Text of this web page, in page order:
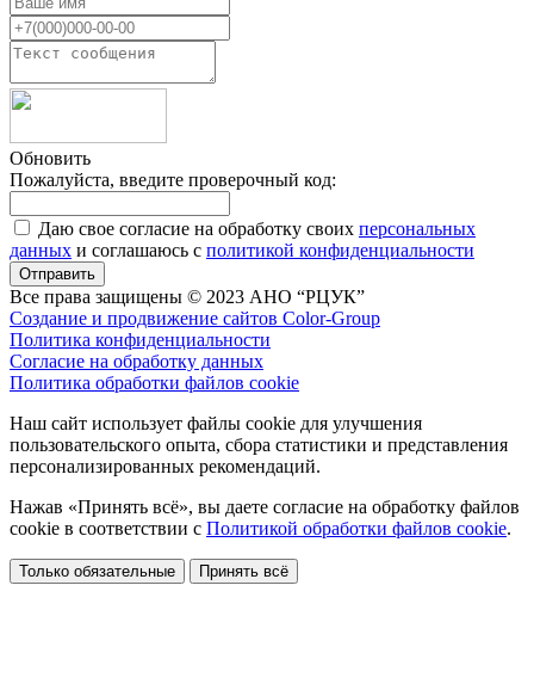
Обновить
Пожалуйста, введите проверочный код:
Даю свое согласие на обработку своих персональных
данных и соглашаюсь с политикой конфиденциальности
Отправить
Все права защищены © 2023 АНО “РЦУК”
Создание и продвижение сайтов Color-Group
Политика конфиденциальности
Согласие на обработку данных
Политика обработки файлов cookie
Наш сайт использует файлы cookie для улучшения
пользовательского опыта, сбора статистики и представления
персонализированных рекомендаций.
Нажав «Принять всё», вы даете согласие на обработку файлов
cookie в соответствии с Политикой обработки файлов cookie.
Только обязательные Принять всё